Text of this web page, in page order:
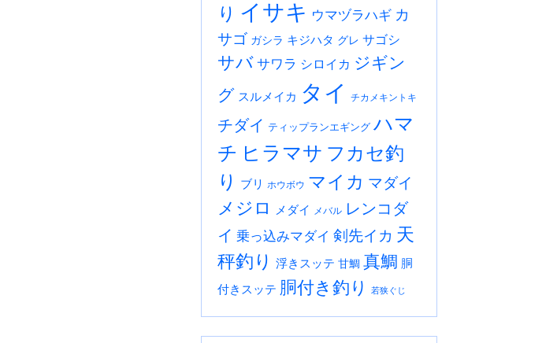
り イサキ ウマヅラハギ カ
サゴ ガシラ キジハタ グレ サゴシ
サバ サワラ シロイカ ジギン
グ スルメイカ タイ チカメキントキ
チダイ ティップランエギング ハマ
チ ヒラマサ フカセ釣
り
ブリ ホウボウ マイカ マダイ
メジロ メダイ メバル レンコダ
イ 乗っ込みマダイ 剣先イカ 天
秤釣り 浮きスッテ 甘鯛 真鯛 胴
付きスッテ 胴付き釣り 若狭ぐじ